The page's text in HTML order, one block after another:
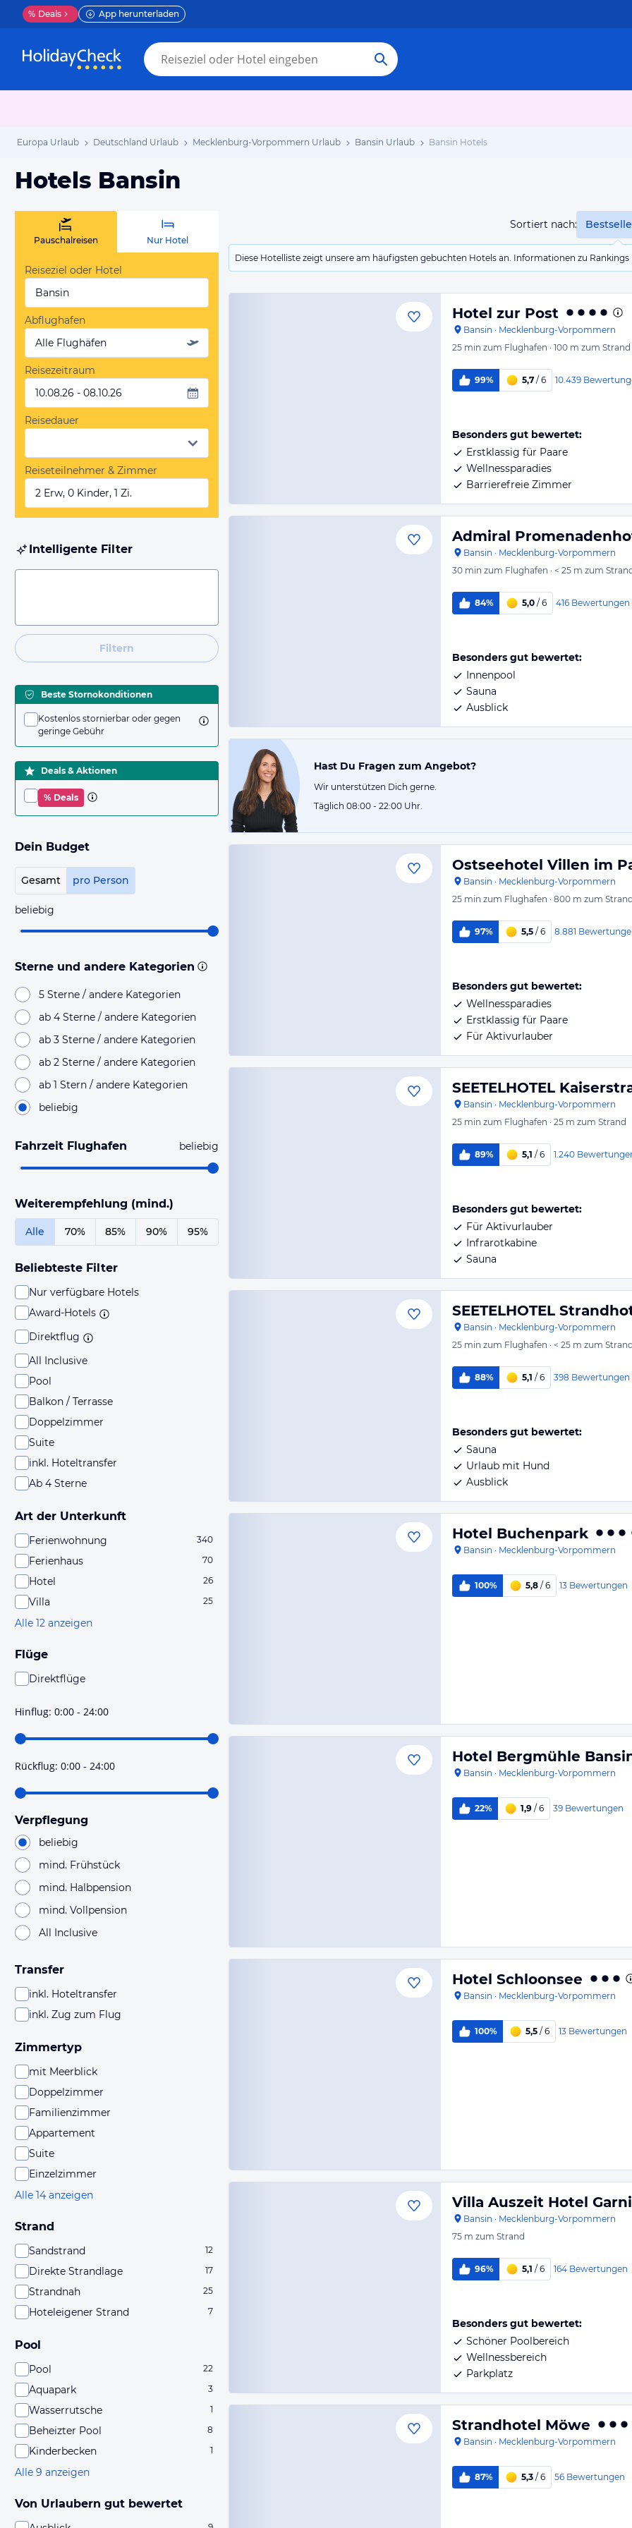
% Deals App herunterladen
Europa Urlaub Deutschland Urlaub Mecklenburg-Vorpommern Urlaub Bansin Urlaub Bansin Hotels
Hotels Bansin
Sortiert nach:
Diese Hotelliste zeigt unsere am häufigsten gebuchten Hotels an. Informationen zu
Pauschalreisen Nur Hotel
Reiseziel oder Hotel
Bansin
Abflughafen
Alle Flughäfen
Reisezeitraum
10.08.26 - 08.10.26
Reisedauer
Reiseteilnehmer & Zimmer
2 Erw, 0 Kinder, 1 Zi.
Intelligente Filter
Filtern
Beste Stornokonditionen
Kostenlos stornierbar oder gegen
geringe Gebühr
Deals & Aktionen
% Deals
Dein Budget
Gesamt pro Person
beliebig
Sterne und andere Kategorien
5 Sterne / andere Kategorien
ab 4 Sterne / andere Kategorien
ab 3 Sterne / andere Kategorien
ab 2 Sterne / andere Kategorien
ab 1 Stern / andere Kategorien
beliebig
Fahrzeit Flughafen beliebig
Weiterempfehlung (mind.)
Alle 70% 85% 90% 95%
Beliebteste Filter
Nur verfügbare Hotels
Award-Hotels
Direktflug
All Inclusive
Pool
Balkon / Terrasse
Doppelzimmer
Suite
inkl. Hoteltransfer
Ab 4 Sterne
Art der Unterkunft
Ferienwohnung 340
Ferienhaus 70
Hotel 26
Villa 25
Alle 12 anzeigen
Flüge
Direktflüge
hoher Wahrscheinlichkeit Direktflüge sind. Bitte
prüfe vor der Buchung noch einmal die Flugdetails.
Hinflug: 0:00 - 24:00
Rückflug: 0:00 - 24:00
Verpflegung
beliebig
mind. Frühstück
mind. Halbpension
mind. Vollpension
All Inclusive
Transfer
inkl. Hoteltransfer
inkl. Zug zum Flug
Zimmertyp
mit Meerblick
Doppelzimmer
Familienzimmer
Appartement
Suite
Einzelzimmer
Alle 14 anzeigen
Strand
Sandstrand 12
Direkte Strandlage 17
Strandnah 25
Hoteleigener Strand 7
Pool
Pool 22
Aquapark 3
Wasserrutsche 1
Beheizter Pool 8
Kinderbecken 1
Alle 9 anzeigen
Von Urlaubern gut bewertet
Hotel zur Post
Bansin · Mecklenburg-Vorpommern
25 min zum Flughafen · 100 m zum Strand
99% 5,7 / 6 10.439
Besonders gut bewertet:
Erstklassig für Paare
Wellnessparadies
Barrierefreie Zimmer
Admiral
Bansin · Mecklenburg-Vorpommern
30 min zum Flughafen · < 25 m zum
84% 5,0 / 6 416 Bewertungen
Besonders gut bewertet:
Innenpool
Sauna
Ausblick
Hast Du Fragen zum Angebot?
Wir unterstützen Dich gerne.
Täglich 08:00 - 22:00 Uhr.
Ostseehotel Villen im
Bansin · Mecklenburg-Vorpommern
25 min zum Flughafen · 800 m zum
97% 5,5 / 6 8.881
Besonders gut bewertet:
Wellnessparadies
Erstklassig für Paare
Für Aktivurlauber
SEETELHOTEL
Bansin · Mecklenburg-Vorpommern
25 min zum Flughafen · 25 m zum Strand
89% 5,1 / 6 1.240
Besonders gut bewertet:
Für Aktivurlauber
Infrarotkabine
Sauna
SEETELHOTEL
Bansin · Mecklenburg-Vorpommern
25 min zum Flughafen · < 25 m zum
88% 5,1 / 6 398 Bewertungen
Besonders gut bewertet:
Sauna
Urlaub mit Hund
Ausblick
Hotel Buchenpark
Bansin · Mecklenburg-Vorpommern
100% 5,8 / 6 13 Bewertungen
Hotel Bergmühle
Bansin · Mecklenburg-Vorpommern
22% 1,9 / 6 39 Bewertungen
Hotel Schloonsee
Bansin · Mecklenburg-Vorpommern
100% 5,5 / 6 13 Bewertungen
Villa Auszeit Hotel Garni
Bansin · Mecklenburg-Vorpommern
75 m zum Strand
96% 5,1 / 6 164 Bewertungen
Besonders gut bewertet:
Schöner Poolbereich
Wellnessbereich
Parkplatz
Strandhotel Möwe
Bansin · Mecklenburg-Vorpommern
87% 5,3 / 6 56 Bewertungen